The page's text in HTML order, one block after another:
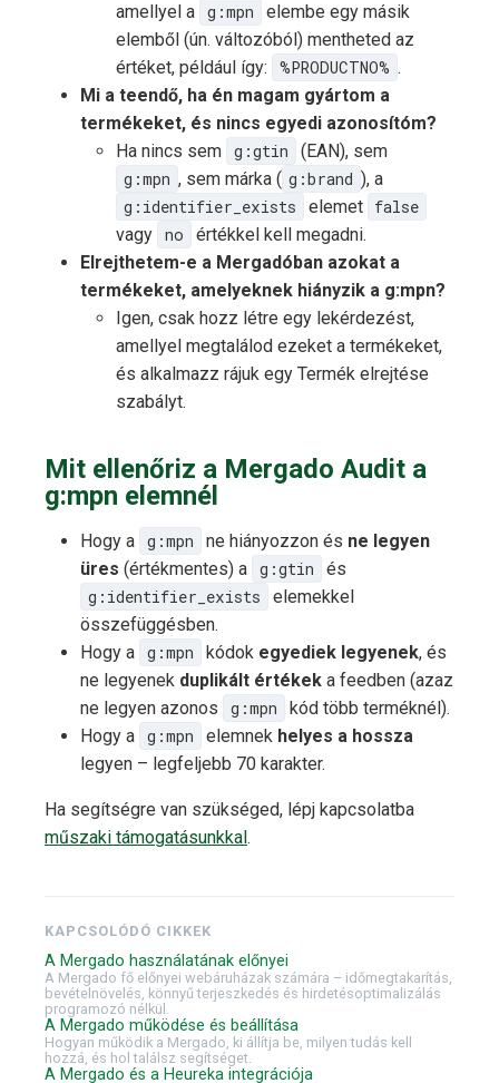
amellyel a g:mpn
elembe egy másik
elemből (ún. változóból) mentheted az
értéket, például így:
%PRODUCTNO% .
Mi a teendő, ha én magam gyártom a
termékeket, és nincs egyedi azonosítóm?
Ha nincs sem g:gtin
(EAN), sem
g:mpn , sem márka ( g:brand ), a
g:identifier_exists
elemet false
vagy no
értékkel kell megadni.
Elrejthetem-e a Mergadóban azokat a
termékeket, amelyeknek hiányzik a g:mpn?
Igen, csak hozz létre egy lekérdezést,
amellyel megtalálod ezeket a termékeket,
és alkalmazz rájuk egy Termék elrejtése
szabályt.
Mit ellenőriz a Mergado Audit a
g:mpn elemnél
Hogy a g:mpn ne hiányozzon és ne legyen
üres (értékmentes) a g:gtin
és
g:identifier_exists
elemekkel
összefüggésben.
Hogy a g:mpn kódok egyediek legyenek, és
ne legyenek duplikált értékek a feedben (azaz
ne legyen azonos
g:mpn
kód több terméknél).
Hogy a g:mpn elemnek helyes a hossza
legyen – legfeljebb 70 karakter.
Ha segítségre van szükséged, lépj kapcsolatba
műszaki támogatásunkkal .
KAPCSOLÓDÓ CIKKEK
A Mergado használatának előnyei
A Mergado fő előnyei webáruházak számára – időmegtakarítás,
bevételnövelés, könnyű terjeszkedés és hirdetésoptimalizálás
programozó nélkül.
A Mergado működése és beállítása
Hogyan működik a Mergado, ki állítja be, milyen tudás kell
hozzá, és hol találsz segítséget.
A Mergado és a Heureka integrációja